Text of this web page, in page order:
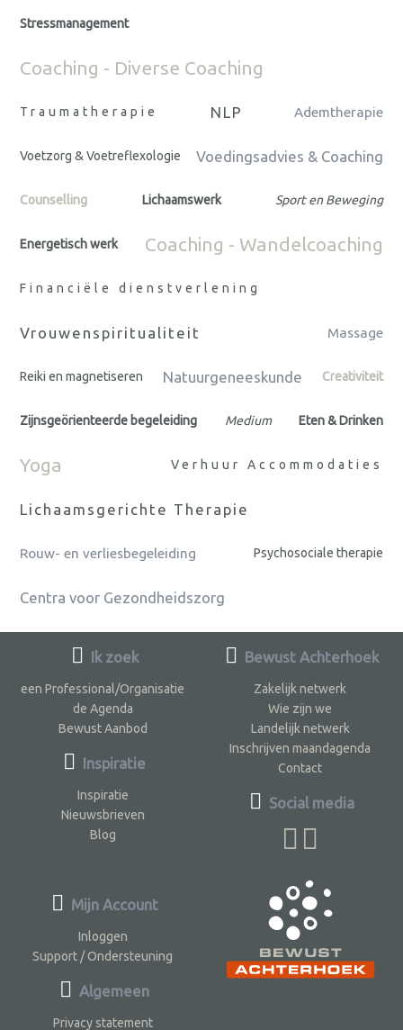
Stressmanagement
Coaching - Diverse Coaching
Traumatherapie NLP Ademtherapie
Voetzorg & Voetreflexologie Voedingsadvies & Coaching
Counselling Lichaamswerk Sport en Beweging
Energetisch werk Coaching - Wandelcoaching
Financiële dienstverlening
Vrouwenspiritualiteit Massage
Reiki en magnetiseren Natuurgeneeskunde Creativiteit
Zijnsgeörienteerde begeleiding Medium Eten & Drinken
Yoga Verhuur Accommodaties
Lichaamsgerichte Therapie
Rouw- en verliesbegeleiding Psychosociale therapie
Centra voor Gezondheidszorg
Ik zoek
een Professional/Organisatie
de Agenda
Bewust Aanbod
Inspiratie
Inspiratie
Nieuwsbrieven
Blog
Bewust Achterhoek
Zakelijk netwerk
Wie zijn we
Landelijk netwerk
Inschrijven maandagenda
Contact
Social media
Mijn Account
Inloggen
Support / Ondersteuning
Algemeen
Privacy statement